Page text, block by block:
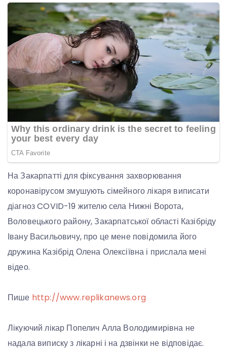
На Закарпатті для фіксування захворювання
коронавірусом змушують сімейного лікаря виписати
діагноз COVID-19 жителю села Нижні Ворота,
Воловецького району, Закарпатської області Казібріду
Івану Васильовичу, про це мене повідомила його
дружина Казібрід Олена Олексіївна і прислала мені
відео.
Пише http://www.replikanews.org
Лікуючий лікар Попелич Алла Володимирівна не
надала виписку з лікарні і на дзвінки не відповідає.